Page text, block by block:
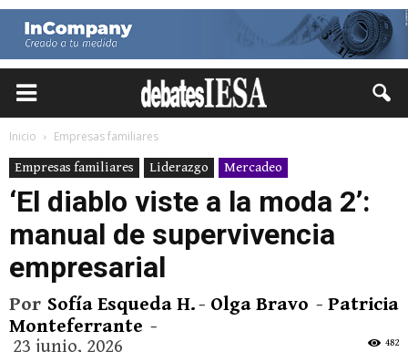
Inicio
Empresas familiares
Empresas familiares
Liderazgo Mercadeo
‘El diablo viste a la moda 2’:
manual de supervivencia
empresarial
Por Sofía Esqueda H.- Olga Bravo - Patricia
Monteferrante -
23 junio, 2026
482